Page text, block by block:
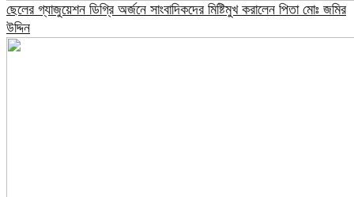
ছেলের গ্যাজুয়েশন ডিগ্রি অর্জনে সাংবাদিকদের মিষ্টিমুখ করালেন পিতা মোঃ জমির
উদ্দিন